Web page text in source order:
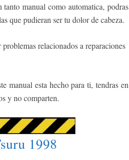
manual como automatica, podras
que pudieran ser tu dolor de cabeza.
relacionados a reparaciones
manual esta hecho para ti, tendras en
y no comparten.
1998